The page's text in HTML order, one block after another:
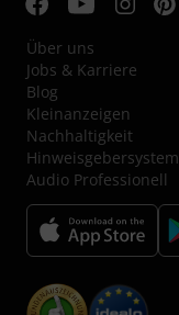
Über uns
Jobs & Karriere
Blog
Kleinanzeigen
Nachhaltigkeit
Hinweisgebersystem
Audio Professionell